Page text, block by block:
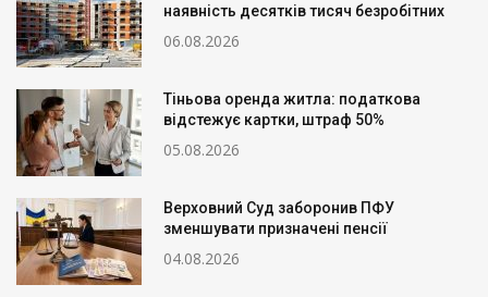
наявність десятків тисяч безробітних
06.08.2026
Тіньова оренда житла: податкова
відстежує картки, штраф 50%
05.08.2026
Верховний Суд заборонив ПФУ
зменшувати призначені пенсії
04.08.2026